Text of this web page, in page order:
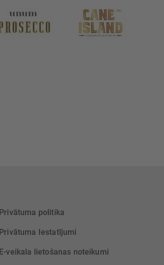
Privātuma politika
Privātuma Iestatījumi
E-veikala lietošanas noteikumi